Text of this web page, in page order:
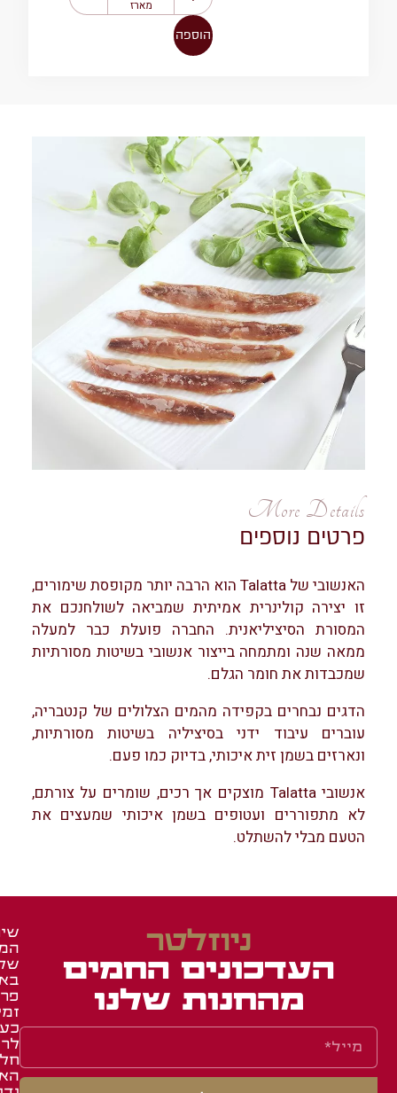
מארז
הוספה
More Details
פרטים נוספים
האנשובי של Talatta הוא הרבה יותר מקופסת שימורים,
זו יצירה קולינרית אמיתית שמביאה לשולחנכם את
המסורת הסיציליאנית. החברה פועלת כבר למעלה
ממאה שנה ומתמחה בייצור אנשובי בשיטות מסורתיות
שמכבדות את חומר הגלם.
הדגים נבחרים בקפידה מהמים הצלולים של קנטבריה,
עוברים עיבוד ידני בסיציליה בשיטות מסורתיות,
ונארזים בשמן זית איכותי, בדיוק כמו פעם.
אנשובי Talatta מוצקים אך רכים, שומרים על צורתם,
לא מתפוררים ועטופים בשמן איכותי שמעצים את
הטעם מבלי להשתלט.
ניוזלטר
העדכונים החמים
מהחנות שלנו